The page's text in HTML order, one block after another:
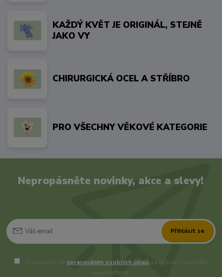
KAŽDÝ KVĚT JE ORIGINÁL, STEJNĚ
JAKO VY
CHIRURGICKÁ OCEL A STŘÍBRO
PRO VŠECHNY VĚKOVÉ KATEGORIE
Nepropásněte novinky, akce a slevy!
Přihlásit se
Souhlasím se zpracováním osobních údajů za účelem rozesílky
newsletteru.